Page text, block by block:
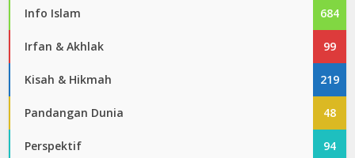
Info Islam 684
Irfan & Akhlak 99
Kisah & Hikmah 219
Pandangan Dunia 48
Perspektif 94